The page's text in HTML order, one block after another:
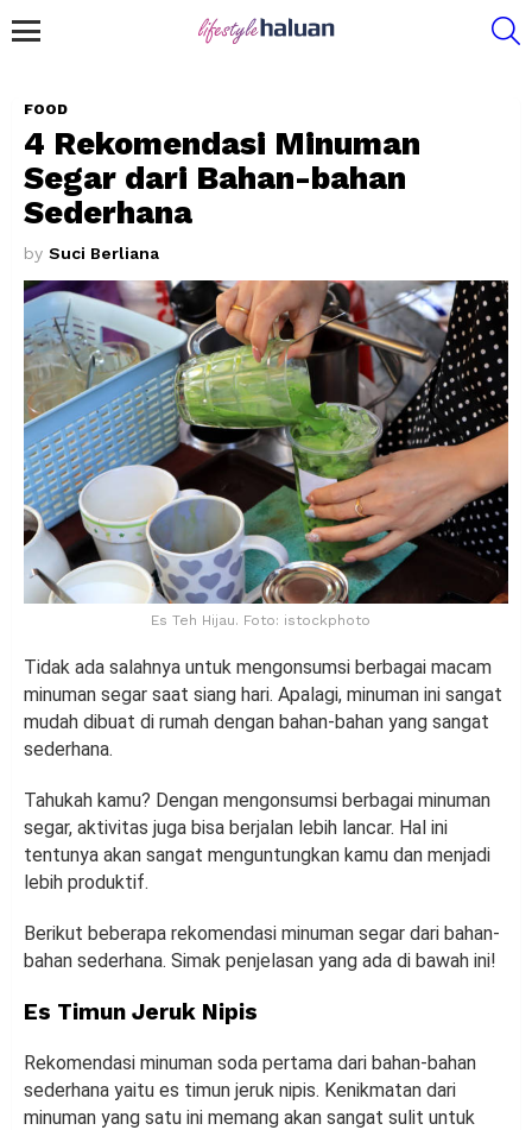
FOOD
4 Rekomendasi Minuman
Segar dari Bahan-bahan
Sederhana
by Suci Berliana
Es Teh Hijau. Foto: istockphoto
Tidak ada salahnya untuk mengonsumsi berbagai macam
minuman segar saat siang hari. Apalagi, minuman ini sangat
mudah dibuat di rumah dengan bahan-bahan yang sangat
sederhana.
Tahukah kamu? Dengan mengonsumsi berbagai minuman
segar, aktivitas juga bisa berjalan lebih lancar. Hal ini
tentunya akan sangat menguntungkan kamu dan menjadi
lebih produktif.
Berikut beberapa rekomendasi minuman segar dari bahan-
bahan sederhana. Simak penjelasan yang ada di bawah ini!
Es Timun Jeruk Nipis
Rekomendasi minuman soda pertama dari bahan-bahan
sederhana yaitu es timun jeruk nipis. Kenikmatan dari
minuman yang satu ini memang akan sangat sulit untuk